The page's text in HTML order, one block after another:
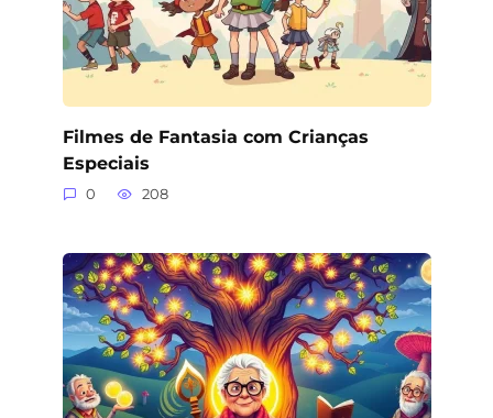
Filmes de Fantasia com Crianças
Especiais
0 208